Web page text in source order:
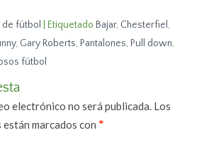
de fútbol Etiquetado Bajar, Chesterfiel,
, Gary Roberts, Pantalones, Pull down,
fútbol
electrónico no será publicada. Los
marcados con*